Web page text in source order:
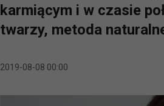
karmiącym i w czasie
twarzy, metoda
2019-08-08 00:00